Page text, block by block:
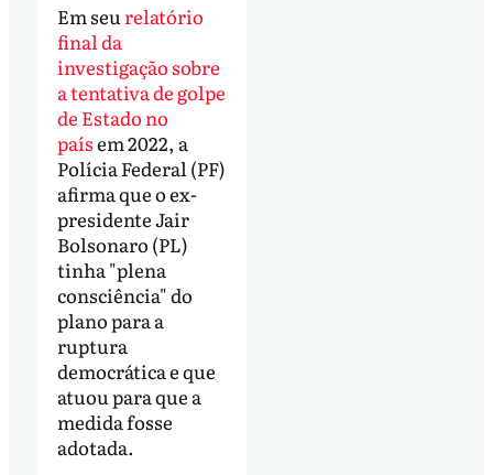
Em seu relatório
final da
investigação sobre
a tentativa de golpe
de Estado no
paísem 2022, a
Polícia Federal (PF)
afirma que o ex-
presidente Jair
Bolsonaro (PL)
tinha "plena
consciência" do
plano para a
ruptura
democrática e que
atuou para que a
medida fosse
adotada.